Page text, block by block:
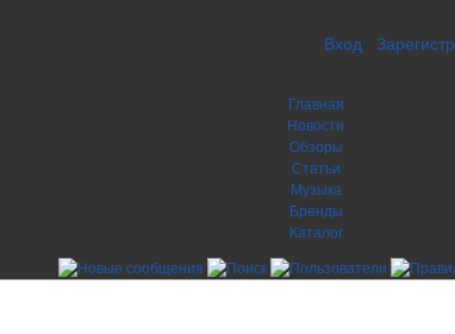
Вход
Главная
Новости
Обзоры
Статьи
Музыка
Бренды
Каталог